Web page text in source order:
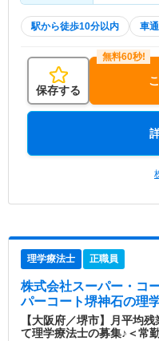
駅から徒歩10分以内 車
保存する
理学療法士 正職員
株式会社スーパー・コ
パーコート堺神石の理
【大阪府／堺市】月平均
て理学療法士の募集♪＜常